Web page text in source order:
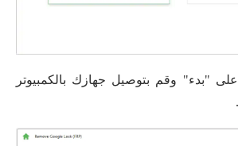
"بدء" وقم بتوصيل جهازك بالكمبيوتر